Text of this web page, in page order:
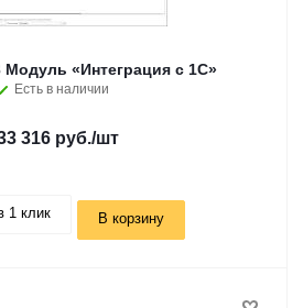
Модуль «Интеграция с 1С»
Есть в наличии
316 руб./шт
1 клик В корзину